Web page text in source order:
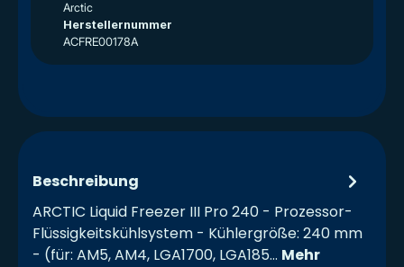
Arctic
Herstellernummer
ACFRE00178A
Beschreibung
ARCTIC Liquid Freezer III Pro 240 - Prozessor-
Flüssigkeitskühlsystem - Kühlergröße: 240 mm
- (für: AM5, AM4, LGA1700, LGA185… Mehr